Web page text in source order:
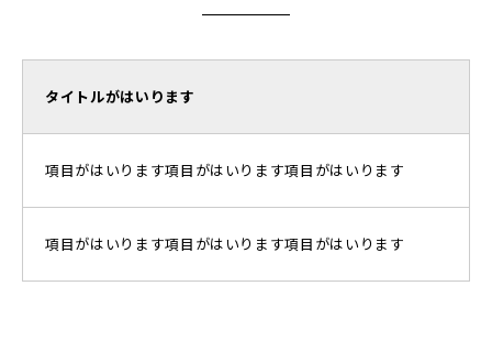
タイトルがはいります
項目がはいります項目がはいります項目がはいります
項目がはいります項目がはいります項目がはいります